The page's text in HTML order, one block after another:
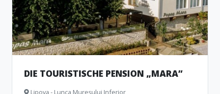
DIE TOURISTISCHE PENSION „MARA”
Lipova - Lunca Mureșului Inferior